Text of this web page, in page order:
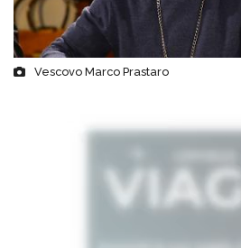
Vescovo Marco Prastaro